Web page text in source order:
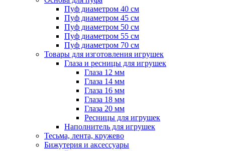
Пуф диаметром 40 см
Пуф диаметром 45 см
Пуф диаметром 50 см
Пуф диаметром 55 см
Пуф диаметром 70 см
Товары для изготовления игрушек
Глаза и ресницы для игрушек
Глаза 12 мм
Глаза 14 мм
Глаза 16 мм
Глаза 18 мм
Глаза 20 мм
Ресницы для игрушек
Наполнитель для игрушек
Тесьма, лента, кружево
Бижутерия и аксессуары